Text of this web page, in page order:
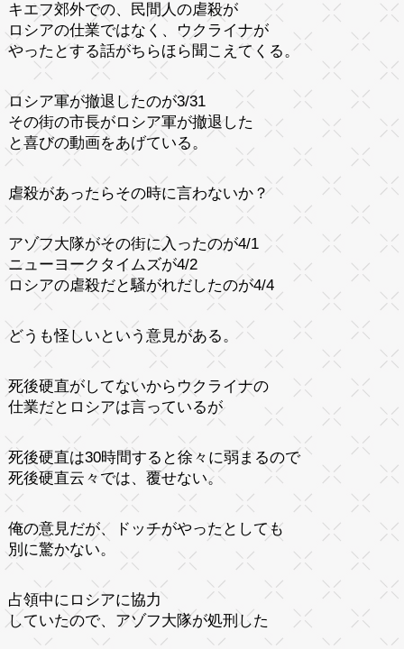
キエフ郊外での、民間人の虐殺が
ロシアの仕業ではなく、ウクライナが
やったとする話がちらほら聞こえてくる。
ロシア軍が撤退したのが3/31
その街の市長がロシア軍が撤退した
と喜びの動画をあげている。
虐殺があったらその時に言わないか？
アゾフ大隊がその街に入ったのが4/1
ニューヨークタイムズが4/2
ロシアの虐殺だと騒がれだしたのが4/4
どうも怪しいという意見がある。
死後硬直がしてないからウクライナの
仕業だとロシアは言っているが
死後硬直は30時間すると徐々に弱まるので
死後硬直云々では、覆せない。
俺の意見だが、ドッチがやったとしても
別に驚かない。
占領中にロシアに協力
していたので、アゾフ大隊が処刑した